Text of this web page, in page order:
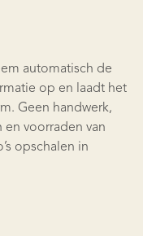
automatisch de
op en laadt het
Geen handwerk,
voorraden van
opschalen in